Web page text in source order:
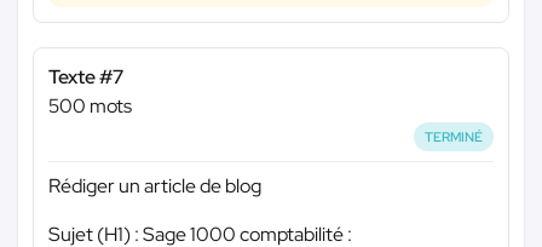
Texte #7
500 mots
TERMINÉ
Rédiger un article de blog
Sujet (H1) : Sage 1000 comptabilité :